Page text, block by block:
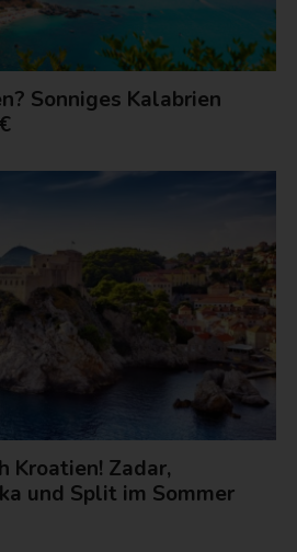
Sonniges Kalabrien
Kroatien! Zadar,
und Split im Sommer